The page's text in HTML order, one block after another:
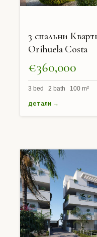
3 спальни
Orihuela Costa
€360,000
3 bed 2 bath 100 m²
детали →